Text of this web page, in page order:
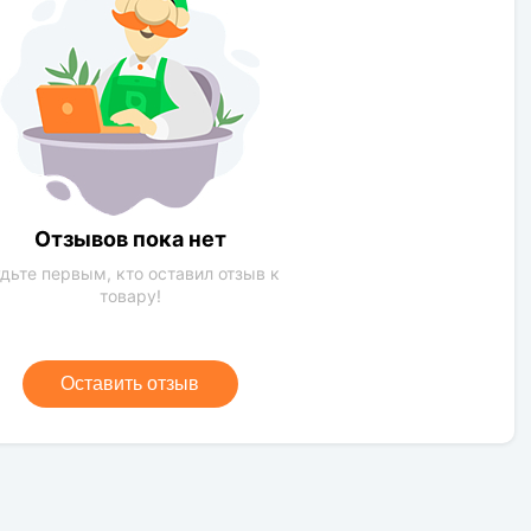
Отзывов пока нет
первым, кто оставил отзыв к
товару!
Оставить отзыв